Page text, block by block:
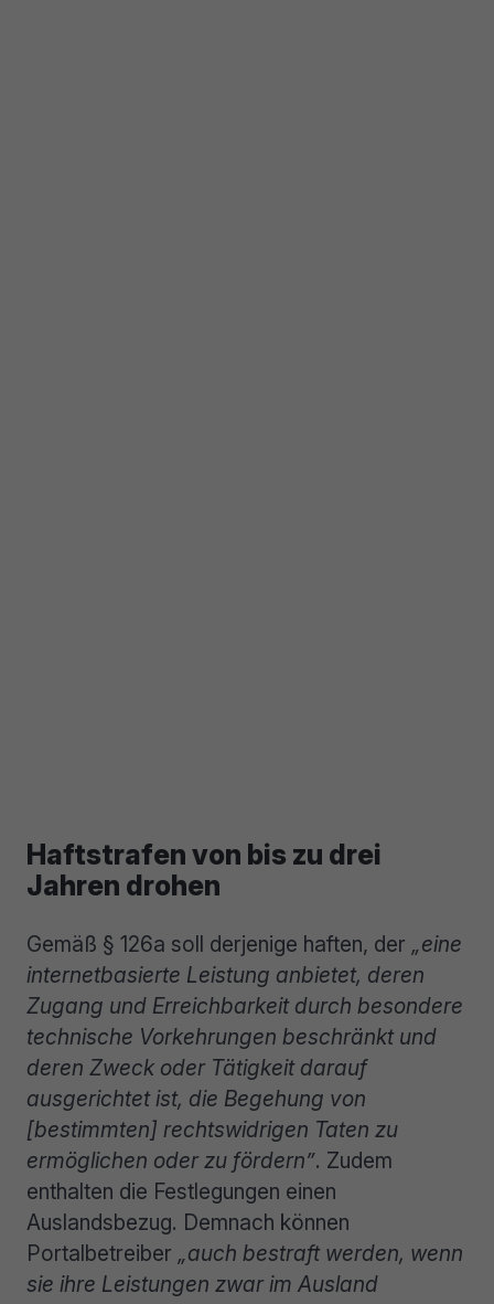
Haftstrafen von bis zu drei
Jahren drohen
Gemäß § 126a soll derjenige haften, der „eine
internetbasierte Leistung anbietet, deren
Zugang und Erreichbarkeit durch besondere
technische Vorkehrungen beschränkt und
deren Zweck oder Tätigkeit darauf
ausgerichtet ist, die Begehung von
[bestimmten] rechtswidrigen Taten zu
ermöglichen oder zu fördern”. Zudem
enthalten die Festlegungen einen
Auslandsbezug. Demnach können
Portalbetreiber „auch bestraft werden, wenn
sie ihre Leistungen zwar im Ausland